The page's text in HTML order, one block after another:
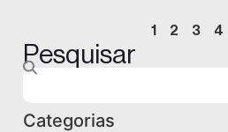
1 2 3 4
Pesquisar
Categorias